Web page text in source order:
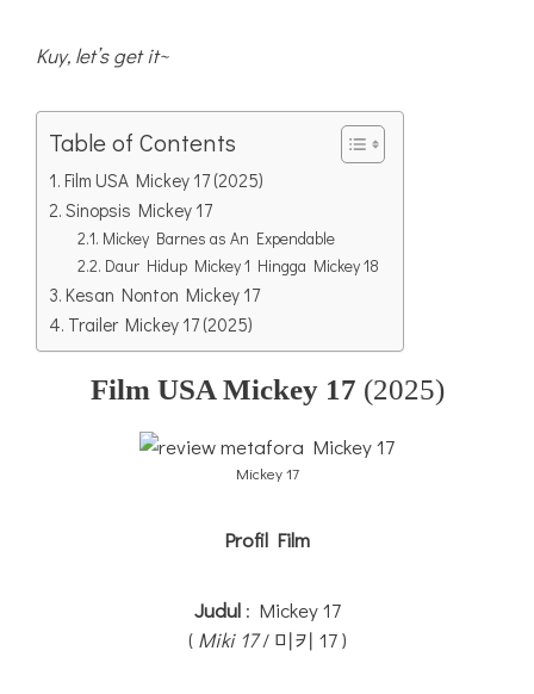
Kuy, let’s get it~
Table of Contents
Film USA Mickey 17 (2025)
Sinopsis Mickey 17
Mickey Barnes as An Expendable
Daur Hidup Mickey 1 Hingga Mickey 18
Kesan Nonton Mickey 17
Trailer Mickey 17 (2025)
Film USA Mickey 17 (2025)
Mickey 17
Profil Film
Judul : Mickey 17
( Miki 17/ 미키 17 )